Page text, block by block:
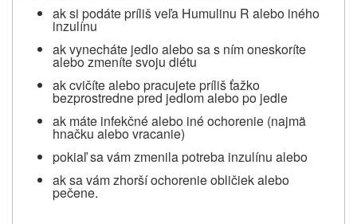
ak si podáte príliš veľa Humulinu R alebo iného
inzulínu
ak vynecháte jedlo alebo sa s ním oneskoríte
alebo zmeníte svoju diétu
ak cvičíte alebo pracujete príliš ťažko
bezprostredne pred jedlom alebo po jedle
ak máte infekčné alebo iné ochorenie (najmä
hnačku alebo vracanie)
pokiaľ sa vám zmenila potreba inzulínu alebo
ak sa vám zhorší ochorenie obličiek alebo
pečene.